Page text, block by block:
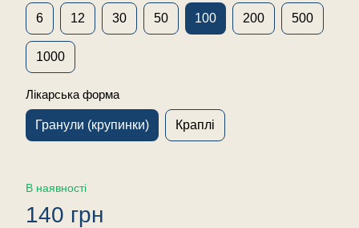
6 12 30 50 100 200 500
1000
Лікарська форма
Гранули (крупинки) Краплі
В наявності
140 грн